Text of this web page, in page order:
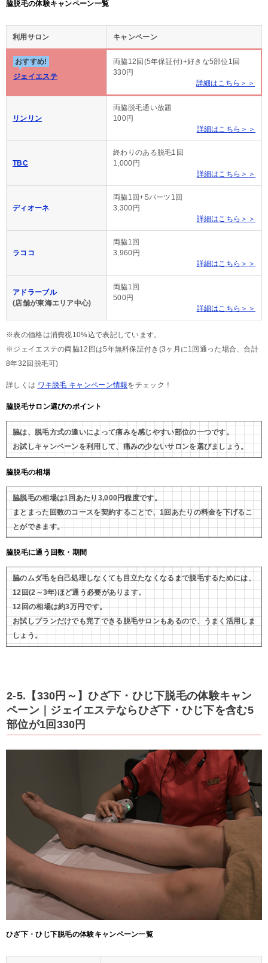
脇脱毛の体験キャンペーン一覧
利用サロン キャンペーン
おすすめ!
ジェイエステ
両脇12回(5年保証付)+好きな5部位1回
330円
詳細はこちら＞＞
リンリン
両脇脱毛通い放題
100円
詳細はこちら＞＞
TBC
終わりのある脱毛1回
1,000円
詳細はこちら＞＞
ディオーネ
両脇1回+Sパーツ1回
3,300円
詳細はこちら＞＞
ラココ
両脇1回
3,960円
詳細はこちら＞＞
アドラーブル
(店舗が東海エリア中心)
両脇1回
500円
詳細はこちら＞＞
※表の価格は消費税10%込で表記しています。
※ジェイエステの両脇12回は5年無料保証付き(3ヶ月に1回通った場合、合計
8年32回脱毛可)
詳しくは ワキ脱毛 キャンペーン情報をチェック！
脇脱毛サロン選びのポイント
脇は、脱毛方式の違いによって痛みを感じやすい部位の一つです。
お試しキャンペーンを利用して、痛みの少ないサロンを選びましょう。
脇脱毛の相場
脇脱毛の相場は1回あたり3,000円程度です。
まとまった回数のコースを契約することで、1回あたりの料金を下げるこ
とができます。
脇脱毛に通う回数・期間
脇のムダ毛を自己処理しなくても目立たなくなるまで脱毛するためには、
12回(2～3年)ほど通う必要があります。
12回の相場は約3万円です。
お試しプランだけでも完了できる脱毛サロンもあるので、うまく活用しま
しょう。
2-5.【330円～】ひざ下・ひじ下脱毛の体験キャン
ペーン｜ジェイエステならひざ下・ひじ下を含む5
部位が1回330円
ひざ下・ひじ下脱毛の体験キャンペーン一覧